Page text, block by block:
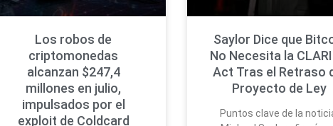
Los robos de
criptomonedas
alcanzan $247,4
millones en julio,
impulsados por el
exploit de Coldcard
Saylor Dice que
No Necesita la
Act Tras el Retraso
Proyecto de Ley
Puntos clave de la